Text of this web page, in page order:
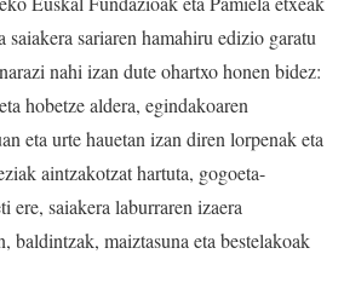
saiakera sariaren hamahiru edizio garatu
nahi izan dute ohartxo honen bidez:
hobetze aldera, egindakoaren
eta urte hauetan izan diren lorpenak eta
aintzakotzat hartuta, gogoeta-
ere, saiakera laburraren izaera
baldintzak, maiztasuna eta bestelakoak